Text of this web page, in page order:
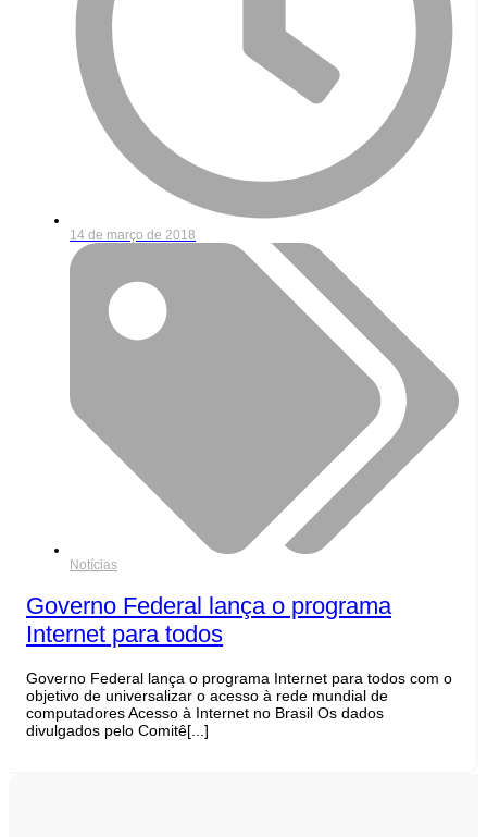
14 de março de 2018
Notícias
Governo Federal lança o programa
Internet para todos
Governo Federal lança o programa Internet para todos com o
objetivo de universalizar o acesso à rede mundial de
computadores Acesso à Internet no Brasil Os dados
divulgados pelo Comitê[...]